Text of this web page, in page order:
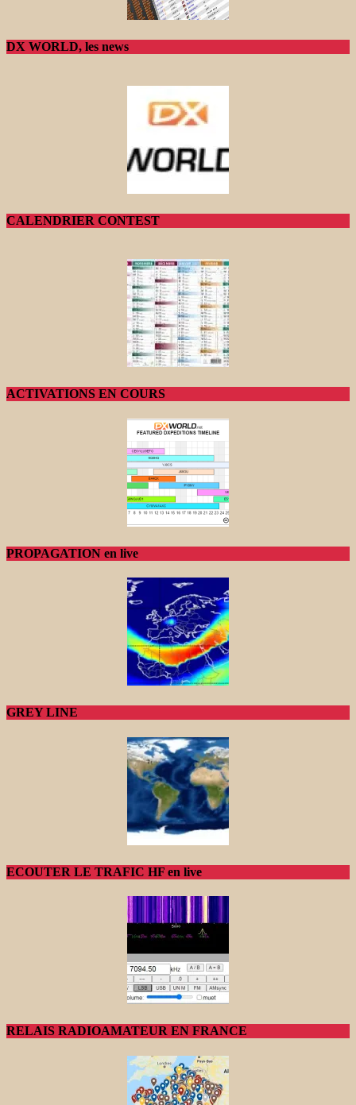
DX WORLD, les news
CALENDRIER CONTEST
ACTIVATIONS EN COURS
PROPAGATION en live
GREY LINE
ECOUTER LE TRAFIC HF en live
RELAIS RADIOAMATEUR EN FRANCE